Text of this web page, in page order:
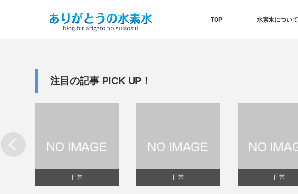
TOP 水素水について
注目の記事 PICK UP！
日常 日常 日常